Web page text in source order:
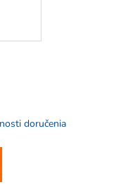
doručenia